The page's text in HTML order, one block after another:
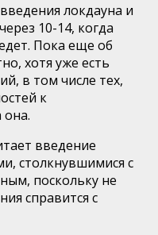
локдауна и
10-14, когда
Пока еще об
хотя уже есть
в том числе тех,
к
введение
столкнувшимися с
поскольку не
справится с